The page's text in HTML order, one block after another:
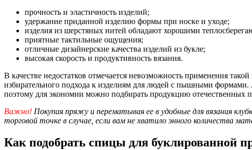
прочность и эластичность изделий;
удержание приданной изделию формы при носке и уходе;
изделия из шерстяных нитей обладают хорошими
приятные тактильные ощущения;
отличные дизайнерские качества изделий из букле;
высокая скорость и продуктивность вязания.
В качестве недостатков отмечается невозможность применения
избирательного подхода к изделиям для людей с пышными
поэтому для экономии можно подбирать продукцию
Важно! Покупая пряжу и перематывая ее в удобные для вязания
торговой точке в случае, если вам не хватило энного количества
Как подобрать спицы для буклированной